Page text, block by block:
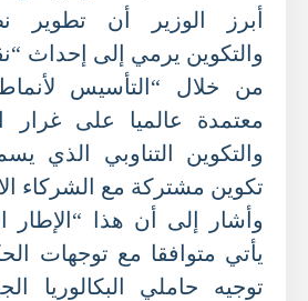
أبرز الوزير أن تطوير
والتكوين يرمي إلى إحداث
من خلال “التأسيس
معتمدة عالميا على غرار
والتكوين التناوبي الذي
تكوين مشتركة مع الشركاء
وأشار إلى أن هذا “الإطار
يأتي متوافقا مع توجهات
توجيه حاملي البكالوريا